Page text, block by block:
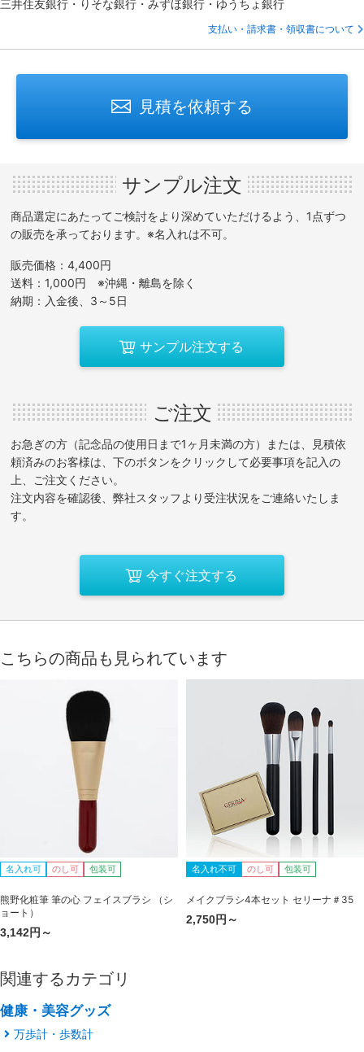
三井住友銀行・りそな銀行・みずほ銀行・ゆうちょ銀行
支払い・請求書・領収書について
見積を依頼する
サンプル注文
商品選定にあたってご検討をより深めていただけるよう、1点ずつ
の販売を承っております。※名入れは不可。
販売価格：4,400円
送料：1,000円 ※沖縄・離島を除く
納期：入金後、3～5日
サンプル注文する
ご注文
お急ぎの方（記念品の使用日まで1ヶ月未満の方）または、見積依
頼済みのお客様は、下のボタンをクリックして必要事項を記入の
上、ご注文ください。
注文内容を確認後、弊社スタッフより受注状況をご連絡いたしま
す。
今すぐ注文する
こちらの商品も見られています
名入れ可 のし可 包装可
熊野化粧筆 筆の心 フェイスブラシ （シ
ョート）
3,142円～
名入れ不可 のし可 包装可
メイクブラシ4本セット セリーナ＃35
2,750円～
関連するカテゴリ
健康・美容グッズ
万歩計・歩数計